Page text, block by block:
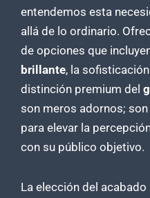
entendemos esta
allá de lo ordinario.
de opciones que
brillante, la
distinción premium del
son meros adornos;
para elevar la
con su público objetivo.
La elección del